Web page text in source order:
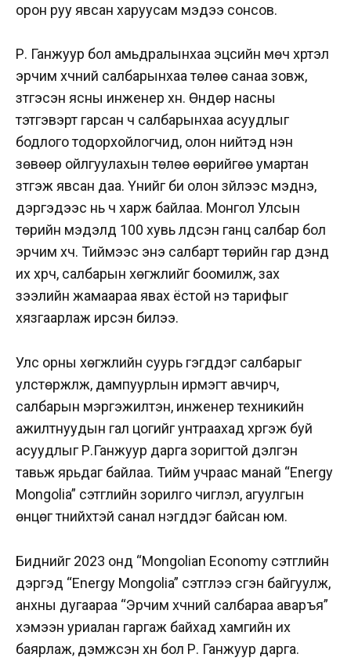
орон руу явсан харуусам мэдээ сонсов.
Р. Ганжуур бол амьдралынхаа эцсийн мөч хүртэл
эрчим хүчний салбарынхаа төлөө санаа зовж,
зүтгэсэн ясны инженер хүн. Өндөр насны
тэтгэвэрт гарсан ч салбарынхаа асуудлыг
бодлого тодорхойлогчид, олон нийтэд үнэн
зөвөөр ойлгуулахын төлөө өөрийгөө умартан
зүтгэж явсан даа. Үүнийг би олон зүйлээс мэднэ,
дэргэдээс нь ч харж байлаа. Монгол Улсын
төрийн мэдэлд 100 хувь үлдсэн ганц салбар бол
эрчим хүч. Тиймээс энэ салбарт төрийн гар дэндүү
их хүрч, салбарын хөгжлийг боомилж, зах
зээлийн жамаараа явах ёстой үнэ тарифыг
хязгаарлаж ирсэн билээ.
Улс орны хөгжлийн суурь гэгддэг салбарыг
улстөржүүлж, дампуурлын ирмэгт авчирч,
салбарын мэргэжилтэн, инженер техникийн
ажилтнуудын гал цогийг унтраахад хүргэж буй
асуудлыг Р.Ганжуур дарга зоригтой дэлгэн
тавьж ярьдаг байлаа. Тийм учраас манай “Energy
Mongolia” сэтгүүлийн зорилго чиглэл, агуулгын
өнцөг түүнийхтэй санал нэгддэг байсан юм.
Биднийг 2023 онд “Mongolian Economy сэтгүүлийн
дэргэд “Energy Mongolia” сэтгүүлээ үүсгэн байгуулж,
анхны дугаараа “Эрчим хүчний салбараа аваръя”
хэмээн уриалан гаргаж байхад хамгийн их
баярлаж, дэмжсэн хүн бол Р. Ганжуур дарга.